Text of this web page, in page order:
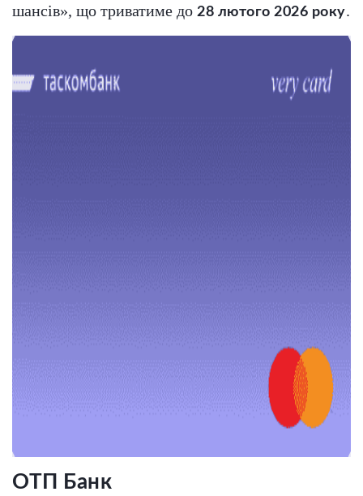
шансів», що триватиме до 28 лютого 2026 року.
ОТП Банк